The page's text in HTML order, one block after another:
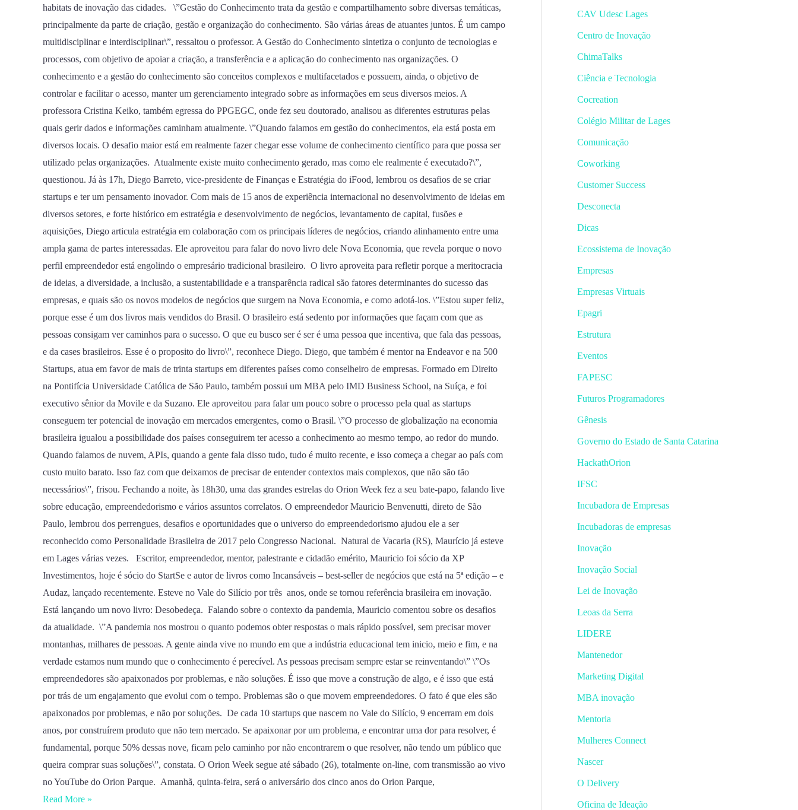
habitats de inovação das cidades. \”Gestão do Conhecimento trata da gestão e compartilhamento sobre diversas temáticas,
principalmente da parte de criação, gestão e organização do conhecimento. São várias áreas de atuantes juntos. É um campo
multidisciplinar e interdisciplinar\”, ressaltou o professor. A Gestão do Conhecimento sintetiza o conjunto de tecnologias e
processos, com objetivo de apoiar a criação, a transferência e a aplicação do conhecimento nas organizações. O
conhecimento e a gestão do conhecimento são conceitos complexos e multifacetados e possuem, ainda, o objetivo de
controlar e facilitar o acesso, manter um gerenciamento integrado sobre as informações em seus diversos meios. A
professora Cristina Keiko, também egressa do PPGEGC, onde fez seu doutorado, analisou as diferentes estruturas pelas
quais gerir dados e informações caminham atualmente. \”Quando falamos em gestão do conhecimentos, ela está posta em
diversos locais. O desafio maior está em realmente fazer chegar esse volume de conhecimento científico para que possa ser
utilizado pelas organizações. Atualmente existe muito conhecimento gerado, mas como ele realmente é executado?\”,
questionou. Já às 17h, Diego Barreto, vice-presidente de Finanças e Estratégia do iFood, lembrou os desafios de se criar
startups e ter um pensamento inovador. Com mais de 15 anos de experiência internacional no desenvolvimento de ideias em
diversos setores, e forte histórico em estratégia e desenvolvimento de negócios, levantamento de capital, fusões e
aquisições, Diego articula estratégia em colaboração com os principais líderes de negócios, criando alinhamento entre uma
ampla gama de partes interessadas. Ele aproveitou para falar do novo livro dele Nova Economia, que revela porque o novo
perfil empreendedor está engolindo o empresário tradicional brasileiro. O livro aproveita para refletir porque a meritocracia
de ideias, a diversidade, a inclusão, a sustentabilidade e a transparência radical são fatores determinantes do sucesso das
empresas, e quais são os novos modelos de negócios que surgem na Nova Economia, e como adotá-los. \”Estou super feliz,
porque esse é um dos livros mais vendidos do Brasil. O brasileiro está sedento por informações que façam com que as
pessoas consigam ver caminhos para o sucesso. O que eu busco ser é ser é uma pessoa que incentiva, que fala das pessoas,
e da cases brasileiros. Esse é o proposito do livro\”, reconhece Diego. Diego, que também é mentor na Endeavor e na 500
Startups, atua em favor de mais de trinta startups em diferentes países como conselheiro de empresas. Formado em Direito
na Pontifícia Universidade Católica de São Paulo, também possui um MBA pelo IMD Business School, na Suíça, e foi
executivo sênior da Movile e da Suzano. Ele aproveitou para falar um pouco sobre o processo pela qual as startups
conseguem ter potencial de inovação em mercados emergentes, como o Brasil. \”O processo de globalização na economia
brasileira igualou a possibilidade dos países conseguirem ter acesso a conhecimento ao mesmo tempo, ao redor do mundo.
Quando falamos de nuvem, APIs, quando a gente fala disso tudo, tudo é muito recente, e isso começa a chegar ao país com
custo muito barato. Isso faz com que deixamos de precisar de entender contextos mais complexos, que não são tão
necessários\”, frisou. Fechando a noite, às 18h30, uma das grandes estrelas do Orion Week fez a seu bate-papo, falando live
sobre educação, empreendedorismo e vários assuntos correlatos. O empreendedor Mauricio Benvenutti, direto de São
Paulo, lembrou dos perrengues, desafios e oportunidades que o universo do empreendedorismo ajudou ele a ser
reconhecido como Personalidade Brasileira de 2017 pelo Congresso Nacional. Natural de Vacaria (RS), Maurício já esteve
em Lages várias vezes. Escritor, empreendedor, mentor, palestrante e cidadão emérito, Mauricio foi sócio da XP
Investimentos, hoje é sócio do StartSe e autor de livros como Incansáveis – best-seller de negócios que está na 5ª edição – e
Audaz, lançado recentemente. Esteve no Vale do Silício por três anos, onde se tornou referência brasileira em inovação.
Está lançando um novo livro: Desobedeça. Falando sobre o contexto da pandemia, Mauricio comentou sobre os desafios
da atualidade. \”A pandemia nos mostrou o quanto podemos obter respostas o mais rápido possível, sem precisar mover
montanhas, milhares de pessoas. A gente ainda vive no mundo em que a indústria educacional tem inicio, meio e fim, e na
verdade estamos num mundo que o conhecimento é perecível. As pessoas precisam sempre estar se reinventando\” \”Os
empreendedores são apaixonados por problemas, e não soluções. É isso que move a construção de algo, e é isso que está
por trás de um engajamento que evolui com o tempo. Problemas são o que movem empreendedores. O fato é que eles são
apaixonados por problemas, e não por soluções. De cada 10 startups que nascem no Vale do Silício, 9 encerram em dois
anos, por construírem produto que não tem mercado. Se apaixonar por um problema, e encontrar uma dor para resolver, é
fundamental, porque 50% dessas nove, ficam pelo caminho por não encontrarem o que resolver, não tendo um público que
queira comprar suas soluções\”, constata. O Orion Week segue até sábado (26), totalmente on-line, com transmissão ao vivo
no YouTube do Orion Parque. Amanhã, quinta-feira, será o aniversário dos cinco anos do Orion Parque,
Read More »
CAV Udesc Lages
Centro de Inovação
ChimaTalks
Ciência e Tecnologia
Cocreation
Colégio Militar de Lages
Comunicação
Coworking
Customer Success
Desconecta
Dicas
Ecossistema de Inovação
Empresas
Empresas Virtuais
Epagri
Estrutura
Eventos
FAPESC
Futuros Programadores
Gênesis
Governo do Estado de Santa Catarina
HackathOrion
IFSC
Incubadora de Empresas
Incubadoras de empresas
Inovação
Inovação Social
Lei de Inovação
Leoas da Serra
LIDERE
Mantenedor
Marketing Digital
MBA inovação
Mentoria
Mulheres Connect
Nascer
O Delivery
Oficina de Ideação